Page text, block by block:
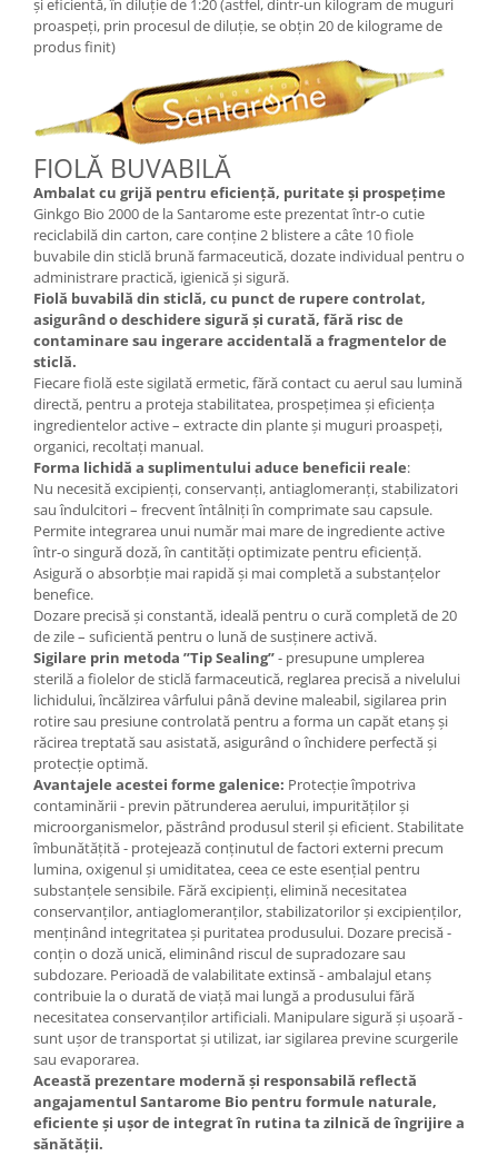
și eficientă, în diluție de 1:20 (astfel, dintr-un kilogram de muguri
proaspeți, prin procesul de diluție, se obțin 20 de kilograme de
produs finit)
FIOLĂ BUVABILĂ
Ambalat cu grijă pentru eficiență, puritate și prospețime
Ginkgo Bio 2000 de la Santarome este prezentat într-o cutie
reciclabilă din carton, care conține 2 blistere a câte 10 fiole
buvabile din sticlă brună farmaceutică, dozate individual pentru o
administrare practică, igienică și sigură.
Fiolă buvabilă din sticlă, cu punct de rupere controlat,
asigurând o deschidere sigură și curată, fără risc de
contaminare sau ingerare accidentală a fragmentelor de
sticlă.
Fiecare fiolă este sigilată ermetic, fără contact cu aerul sau lumină
directă, pentru a proteja stabilitatea, prospețimea și eficiența
ingredientelor active – extracte din plante și muguri proaspeți,
organici, recoltați manual.
Forma lichidă a suplimentului aduce beneficii reale:
Nu necesită excipienți, conservanți, antiaglomeranți, stabilizatori
sau îndulcitori – frecvent întâlniți în comprimate sau capsule.
Permite integrarea unui număr mai mare de ingrediente active
într-o singură doză, în cantități optimizate pentru eficiență.
Asigură o absorbție mai rapidă și mai completă a substanțelor
benefice.
Dozare precisă și constantă, ideală pentru o cură completă de 20
de zile – suficientă pentru o lună de susținere activă.
Sigilare prin metoda ”Tip Sealing”- presupune umplerea
sterilă a fiolelor de sticlă farmaceutică, reglarea precisă a nivelului
lichidului, încălzirea vârfului până devine maleabil, sigilarea prin
rotire sau presiune controlată pentru a forma un capăt etanș și
răcirea treptată sau asistată, asigurând o închidere perfectă și
protecție optimă.
Avantajele acestei forme galenice: Protecție împotriva
contaminării - previn pătrunderea aerului, impurităților și
microorganismelor, păstrând produsul steril și eficient. Stabilitate
îmbunătățită - protejează conținutul de factori externi precum
lumina, oxigenul și umiditatea, ceea ce este esențial pentru
substanțele sensibile. Fără excipienți, elimină necesitatea
conservanților, antiaglomeranților, stabilizatorilor și excipienților,
menținând integritatea și puritatea produsului. Dozare precisă -
conțin o doză unică, eliminând riscul de supradozare sau
subdozare. Perioadă de valabilitate extinsă - ambalajul etanș
contribuie la o durată de viață mai lungă a produsului fără
necesitatea conservanților artificiali. Manipulare sigură și ușoară -
sunt ușor de transportat și utilizat, iar sigilarea previne scurgerile
sau evaporarea.
Această prezentare modernă și responsabilă reflectă
angajamentul Santarome Bio pentru formule naturale,
eficiente și ușor de integrat în rutina ta zilnică de îngrijire a
sănătății.